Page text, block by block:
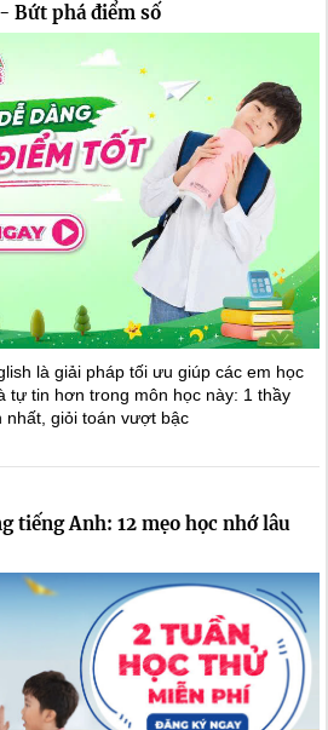
Bứt phá điểm số
là giải pháp tối ưu giúp các em học
tự tin hơn trong môn học này: 1 thầy
nhất, giỏi toán vượt bậc
tiếng Anh: 12 mẹo học nhớ lâu